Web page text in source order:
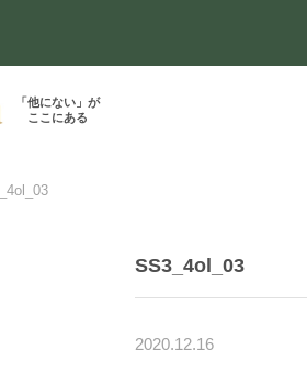
「他にない」が
ここにある
SS3_4ol_03
2020.12.16